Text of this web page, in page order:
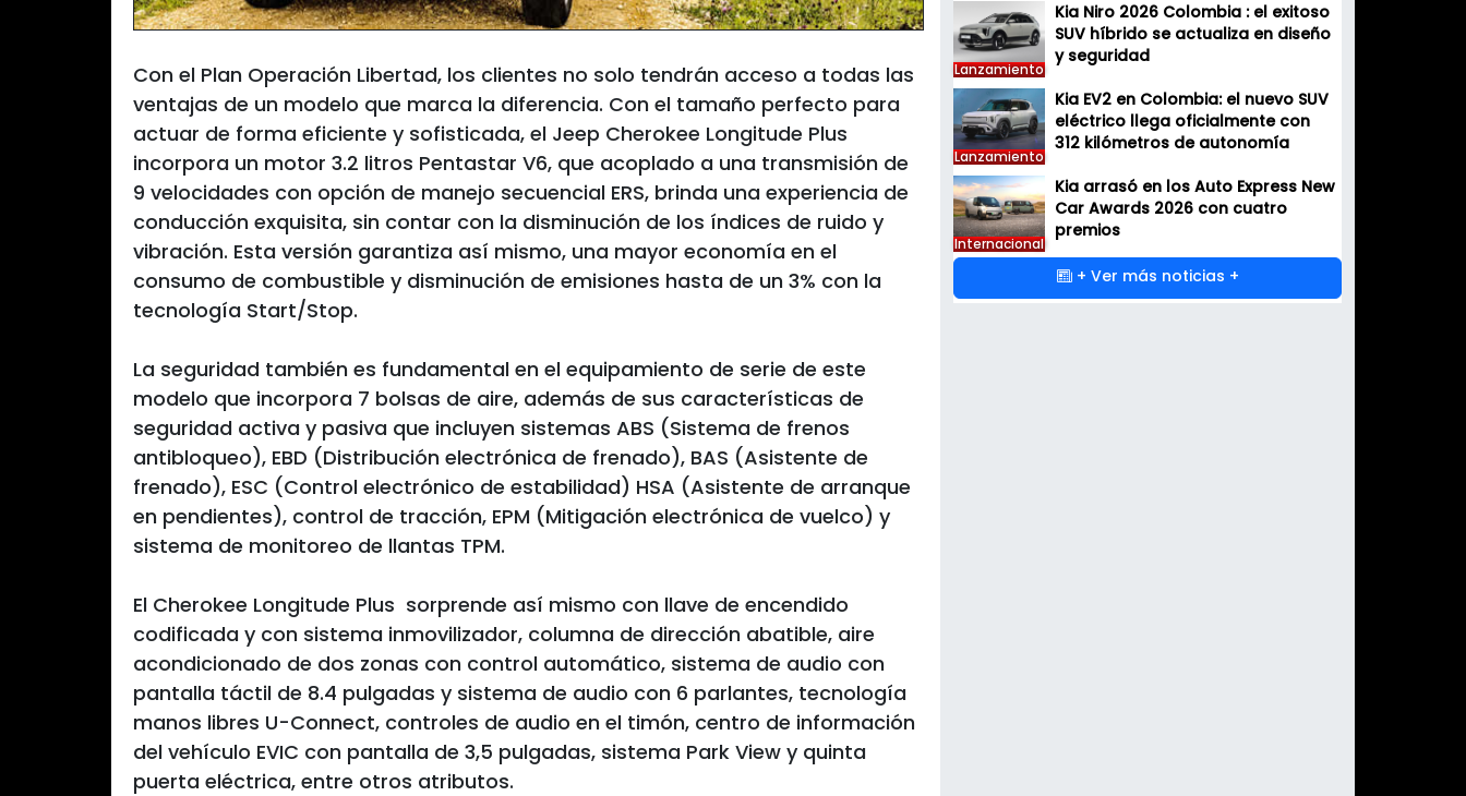
Con el Plan Operación Libertad, los clientes no solo tendrán acceso a todas las
ventajas de un modelo que marca la diferencia. Con el tamaño perfecto para
actuar de forma eficiente y sofisticada, el Jeep Cherokee Longitude Plus
incorpora un motor 3.2 litros Pentastar V6, que acoplado a una transmisión de
9 velocidades con opción de manejo secuencial ERS, brinda una experiencia de
conducción exquisita, sin contar con la disminución de los índices de ruido y
vibración. Esta versión garantiza así mismo, una mayor economía en el
consumo de combustible y disminución de emisiones hasta de un 3% con la
tecnología Start/Stop.
La seguridad también es fundamental en el equipamiento de serie de este
modelo que incorpora 7 bolsas de aire, además de sus características de
seguridad activa y pasiva que incluyen sistemas ABS (Sistema de frenos
antibloqueo), EBD (Distribución electrónica de frenado), BAS (Asistente de
frenado), ESC (Control electrónico de estabilidad) HSA (Asistente de arranque
en pendientes), control de tracción, EPM (Mitigación electrónica de vuelco) y
sistema de monitoreo de llantas TPM.
El Cherokee Longitude Plus sorprende así mismo con llave de encendido
codificada y con sistema inmovilizador, columna de dirección abatible, aire
acondicionado de dos zonas con control automático, sistema de audio con
pantalla táctil de 8.4 pulgadas y sistema de audio con 6 parlantes, tecnología
manos libres U-Connect, controles de audio en el timón, centro de información
del vehículo EVIC con pantalla de 3,5 pulgadas, sistema Park View y quinta
puerta eléctrica, entre otros atributos.
Lanzamiento
Kia Niro 2026 Colombia : el exitoso
SUV híbrido se actualiza en diseño
y seguridad
Lanzamiento
Kia EV2 en Colombia: el nuevo SUV
eléctrico llega oficialmente con
312 kilómetros de autonomía
Internacional
Kia arrasó en los Auto Express New
Car Awards 2026 con cuatro
premios
+ Ver más noticias +